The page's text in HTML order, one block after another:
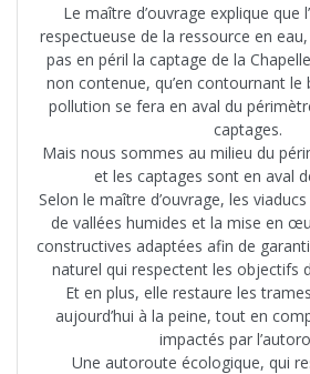
Le maître d’ouvrage explique que
respectueuse de la ressource en
pas en péril la captage de la
non contenue, qu’en contournant le
pollution se fera en aval du
captages.
Mais nous sommes au milieu du
et les captages sont en aval
Selon le maître d’ouvrage, les
de vallées humides et la mise en
constructives adaptées afin de
naturel qui respectent les objectifs
Et en plus, elle restaure les
aujourd’hui à la peine, tout en
impactés par
Une autoroute écologique, qui